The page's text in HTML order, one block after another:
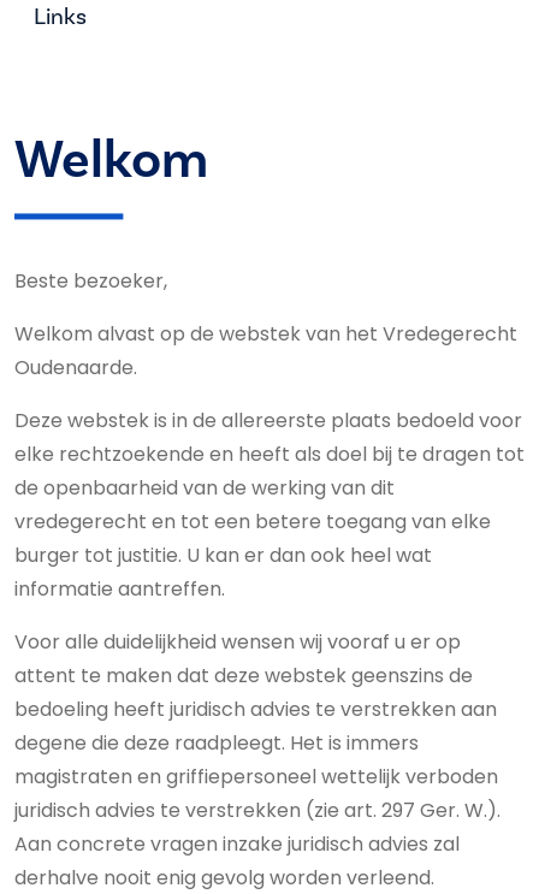
Links
Welkom
Beste bezoeker,
Welkom alvast op de webstek van het Vredegerecht
Oudenaarde.
Deze webstek is in de allereerste plaats bedoeld voor
elke rechtzoekende en heeft als doel bij te dragen tot
de openbaarheid van de werking van dit
vredegerecht en tot een betere toegang van elke
burger tot justitie. U kan er dan ook heel wat
informatie aantreffen.
Voor alle duidelijkheid wensen wij vooraf u er op
attent te maken dat deze webstek geenszins de
bedoeling heeft juridisch advies te verstrekken aan
degene die deze raadpleegt. Het is immers
magistraten en griffiepersoneel wettelijk verboden
juridisch advies te verstrekken (zie art. 297 Ger. W.).
Aan concrete vragen inzake juridisch advies zal
derhalve nooit enig gevolg worden verleend.